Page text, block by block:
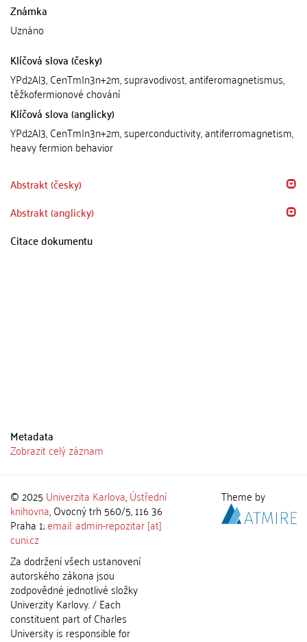
Známka
Uznáno
Klíčová slova (česky)
YPd2Al3, CenTmIn3n+2m, supravodivost, antiferomagnetismus,
těžkofermionové chování
Klíčová slova (anglicky)
YPd2Al3, CenTmIn3n+2m, superconductivity, antiferromagnetism,
heavy fermion behavior
Abstrakt (česky)
Abstrakt (anglicky)
Citace dokumentu
Metadata
Zobrazit celý záznam
© 2025 Univerzita Karlova,Ústřední
knihovna, Ovocný trh 560/5, 116 36
Praha 1;email: admin-repozitar [at]
cuni.cz
Za dodržení všech ustanovení
autorského zákona jsou
zodpovědné jednotlivé složky
Univerzity Karlovy. / Each
constituent part of Charles
University is responsible for
Theme by